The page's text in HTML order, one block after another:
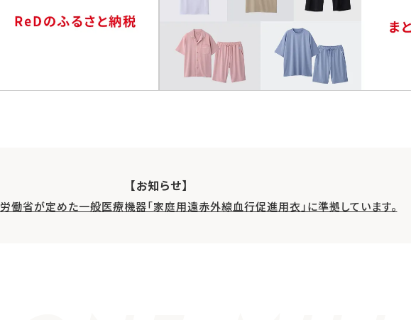
【お知らせ】
働省が定めた一般医療機器「家庭用遠赤外線血行促進用衣」に準拠しています。